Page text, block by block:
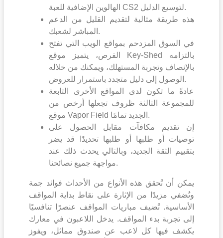
الهالوين الإضافية للعبة CS2 لتوسيع الدليل.
هذه طريقة مثالية لتقديم القليل من الدعم
المباشر لشعبك.
في السوق المزدحم بمواقع الويب التي تفتح
الفرص، يتميز موقع Key-Shed بالتزامه
بالإنصاف وتجربة المستهلك، ويمكنك من خلاله
الوصول إلى دليل متجدد باستمرار للعروض.
عادةً ما تكون لدى المواقع الأخرى التابعة
للمجموعة الثالثة ظروف تجعلها أرخص من
موقع Vapor Field الجديد تمامًا.
إن تقديم مكافآت مقابل الحصول على
توصيات أو طلبها أو طلبها تحديدًا قد يضر
بتقييم الثقة الجديد، وبالتالي يحدث ذلك عند
مواجهة جميع نصائحنا.
يمكن أن تُحقق هذه الأنواع من الأحداث فوائد جمة
وتُضفي مزيدًا من الإثارة على نقاط بداية المواقف
الأساسية. تُضيف مباريات المواقف عنصرًا تنافسيًا
إلى تجربة بدء المواقف. يدخل اللاعبون في معارك
يكشف فيها كل لاعب عن صندوق مماثل، ويفوز